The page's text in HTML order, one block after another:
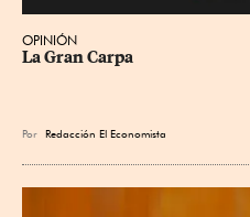
OPINIÓN
La Gran Carpa
Por Redacción El Economista